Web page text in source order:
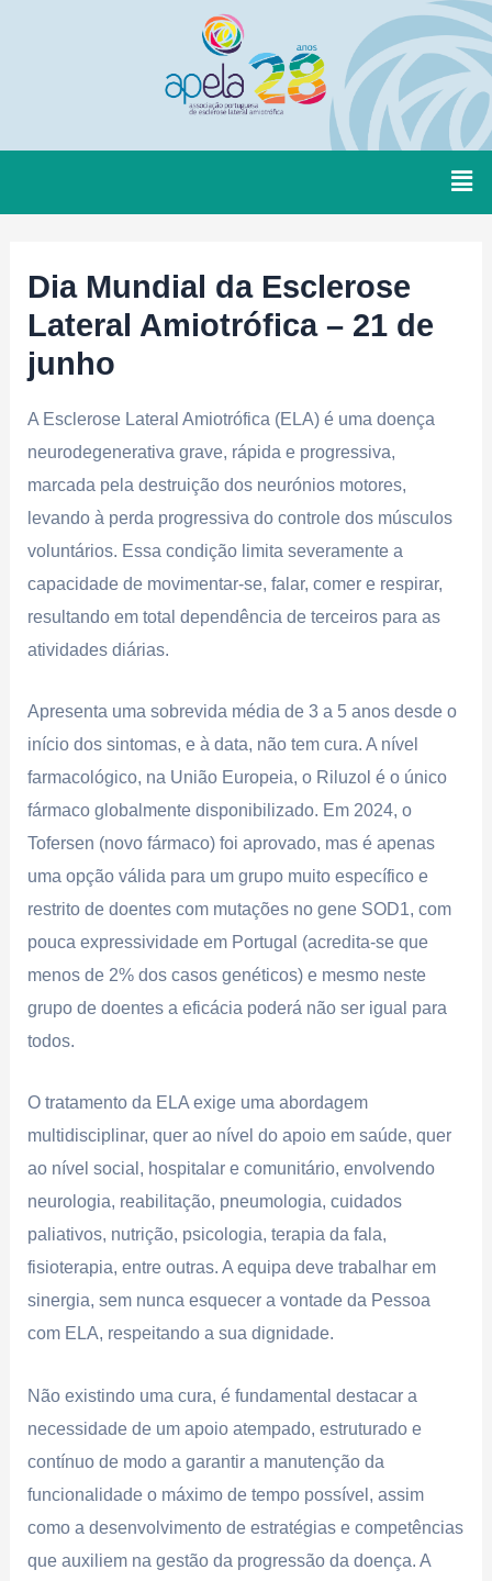
Dia Mundial da Esclerose
Lateral Amiotrófica – 21 de
junho
A Esclerose Lateral Amiotrófica (ELA) é uma doença
neurodegenerativa grave, rápida e progressiva,
marcada pela destruição dos neurónios motores,
levando à perda progressiva do controle dos músculos
voluntários. Essa condição limita severamente a
capacidade de movimentar-se, falar, comer e respirar,
resultando em total dependência de terceiros para as
atividades diárias.
Apresenta uma sobrevida média de 3 a 5 anos desde o
início dos sintomas, e à data, não tem cura. A nível
farmacológico, na União Europeia, o Riluzol é o único
fármaco globalmente disponibilizado. Em 2024, o
Tofersen (novo fármaco) foi aprovado, mas é apenas
uma opção válida para um grupo muito específico e
restrito de doentes com mutações no gene SOD1, com
pouca expressividade em Portugal (acredita-se que
menos de 2% dos casos genéticos) e mesmo neste
grupo de doentes a eficácia poderá não ser igual para
todos.
O tratamento da ELA exige uma abordagem
multidisciplinar, quer ao nível do apoio em saúde, quer
ao nível social, hospitalar e comunitário, envolvendo
neurologia, reabilitação, pneumologia, cuidados
paliativos, nutrição, psicologia, terapia da fala,
fisioterapia, entre outras. A equipa deve trabalhar em
sinergia, sem nunca esquecer a vontade da Pessoa
com ELA, respeitando a sua dignidade.
Não existindo uma cura, é fundamental destacar a
necessidade de um apoio atempado, estruturado e
contínuo de modo a garantir a manutenção da
funcionalidade o máximo de tempo possível, assim
como a desenvolvimento de estratégias e competências
que auxiliem na gestão da progressão da doença. A